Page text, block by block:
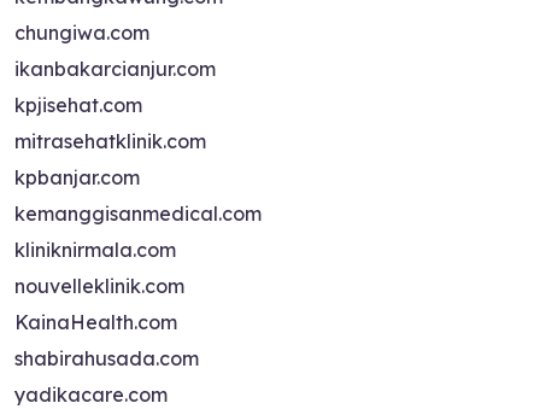
chungiwa.com
ikanbakarcianjur.com
kpjisehat.com
mitrasehatklinik.com
kpbanjar.com
kemanggisanmedical.com
kliniknirmala.com
nouvelleklinik.com
KainaHealth.com
shabirahusada.com
yadikacare.com